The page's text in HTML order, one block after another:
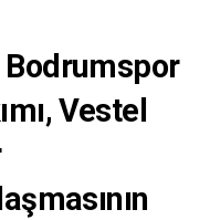
Vestel